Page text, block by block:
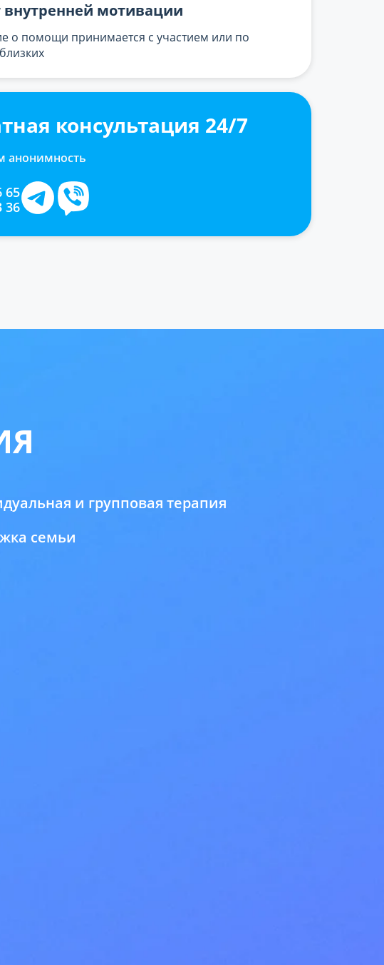
внутренней мотивации
о помощи принимается с участием или по
консультация 24/7
анонимность
65
36
и групповая терапия
семьи